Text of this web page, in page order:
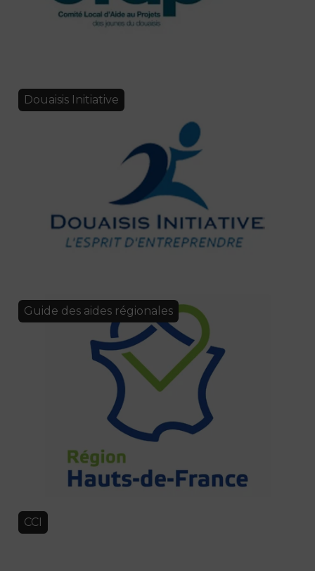
Douaisis Initiative
Guide des aides régionales
CCI